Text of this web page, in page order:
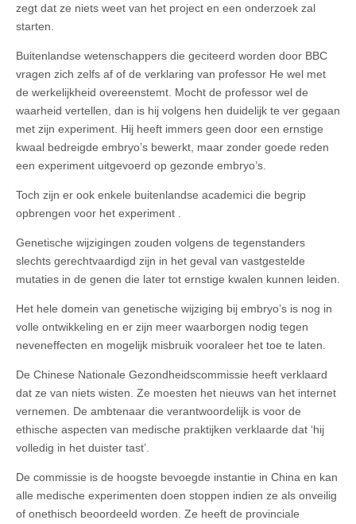
zegt dat ze niets weet van het project en een onderzoek zal
starten.
Buitenlandse wetenschappers die geciteerd worden door BBC
vragen zich zelfs af of de verklaring van professor He wel met
de werkelijkheid overeenstemt. Mocht de professor wel de
waarheid vertellen, dan is hij volgens hen duidelijk te ver gegaan
met zijn experiment. Hij heeft immers geen door een ernstige
kwaal bedreigde embryo’s bewerkt, maar zonder goede reden
een experiment uitgevoerd op gezonde embryo’s.
Toch zijn er ook enkele buitenlandse academici die begrip
opbrengen voor het experiment .
Genetische wijzigingen zouden volgens de tegenstanders
slechts gerechtvaardigd zijn in het geval van vastgestelde
mutaties in de genen die later tot ernstige kwalen kunnen leiden.
Het hele domein van genetische wijziging bij embryo’s is nog in
volle ontwikkeling en er zijn meer waarborgen nodig tegen
neveneffecten en mogelijk misbruik vooraleer het toe te laten.
De Chinese Nationale Gezondheidscommissie heeft verklaard
dat ze van niets wisten. Ze moesten het nieuws van het internet
vernemen. De ambtenaar die verantwoordelijk is voor de
ethische aspecten van medische praktijken verklaarde dat ‘hij
volledig in het duister tast’.
De commissie is de hoogste bevoegde instantie in China en kan
alle medische experimenten doen stoppen indien ze als onveilig
of onethisch beoordeeld worden. Ze heeft de provinciale